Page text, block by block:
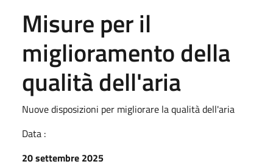
Misure per il
miglioramento della
qualità dell'aria
Nuove disposizioni per migliorare la qualità dell'aria
Data :
20 settembre 2025